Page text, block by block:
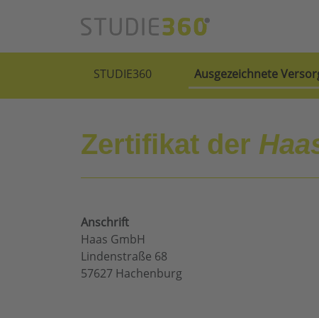
STUDIE360 Ausgezeichnete
Zertifikat der
Anschrift
Haas GmbH
Lindenstraße 68
57627 Hachenburg